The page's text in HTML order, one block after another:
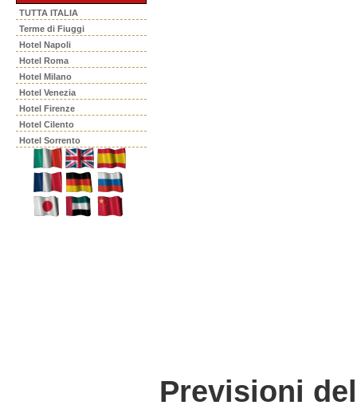
TUTTA ITALIA
Terme di Fiuggi
Hotel Napoli
Hotel Roma
Hotel Milano
Hotel Venezia
Hotel Firenze
Hotel Cilento
Hotel Sorrento
Previsioni